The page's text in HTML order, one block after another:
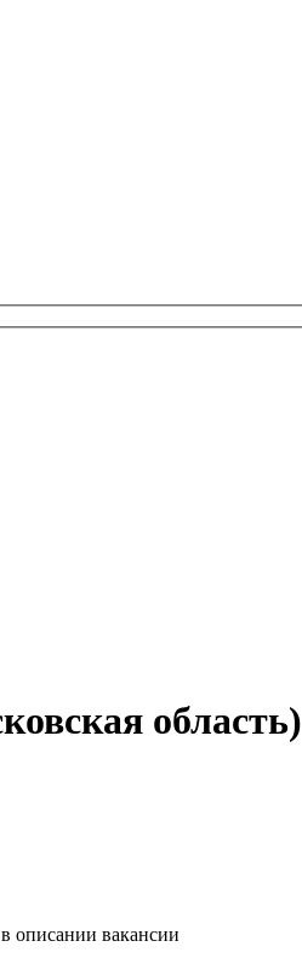
область)
описании вакансии